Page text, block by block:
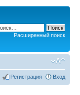
Расширенный поиск
Регистрация Вход